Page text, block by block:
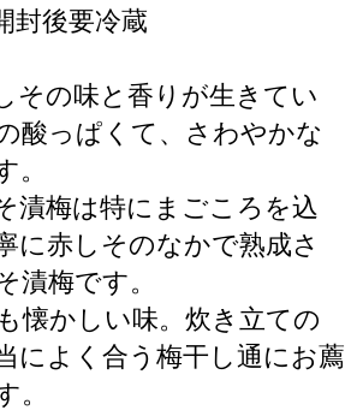
封後要冷蔵
その味と香りが生きてい
酸っぱくて、さわやかな
。
漬梅は特にまごころを込
に赤しそのなかで熟成さ
漬梅です。
懐かしい味。炊き立ての
によく合う梅干し通にお薦
。